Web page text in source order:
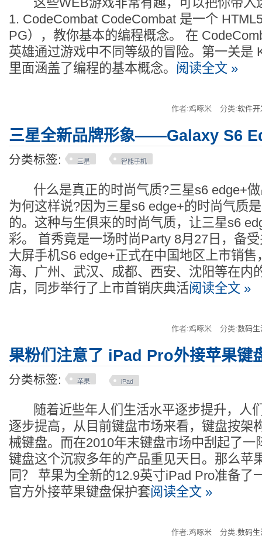
1. CodeCombat CodeCombat 是一个
PG），教你基本的编程概念。 在
英雄通过游戏中不同等级的冒险。第一关是
里面涵盖了编程的基本概念。 阅读全文 »
作者:鸡啄米 分类:软件开
三星全新品牌形象——Galaxy S6
分类标签: 三星 智能手机
什么是真正的时尚气质?三星s6 edge+做
为何这样说?因为三星s6 edge+的时尚气质
的。这种与生俱来的时尚气质，让三星s6
彩。 首秀竟是一场时尚Party 8月27日，备
大屏手机S6 edge+正式在中国地区上市销售
海、广州、武汉、成都、西安、沈阳等在内
店，同步举行了上市首销庆典活阅读全文 »
作者:鸡啄米 分类:数码生
果粉们注意了 iPad Pro外接苹果键
分类标签: 苹果 iPad
随着近些年人们生活水平逐步提升，人
逐步提高，从目前键盘市场来看，键盘按架
械键盘。而在2010年末键盘市场中刮起了一
键盘这个沉寂多年的产品重见天日。那么苹
同？ 苹果为全新的12.9英寸iPad Pro准备了
官方外接苹果键盘保护套阅读全文 »
作者:鸡啄米 分类:数码生